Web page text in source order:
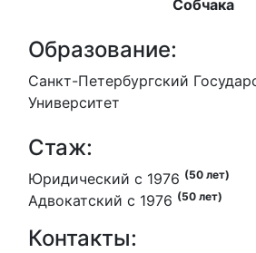
Собчака
Образование:
Санкт-Петербургский
Университет
Стаж:
Юридический с 1976 (50 лет)
Адвокатский с 1976 (50 лет)
Контакты: